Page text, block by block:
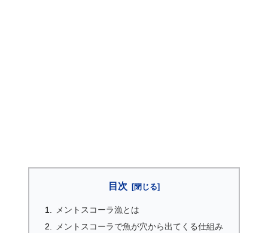
目次
メントスコーラ漁とは
メントスコーラで魚が穴から出てくる仕組み